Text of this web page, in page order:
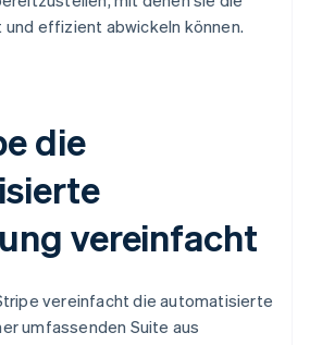
effizient abwickeln können.
die
vereinfacht
vereinfacht die automatisierte
umfassenden Suite aus